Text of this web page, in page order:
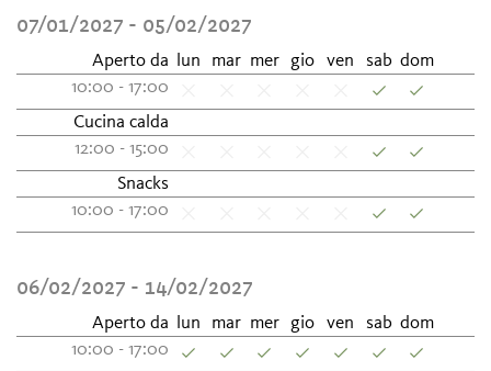
07/01/2027 - 05/02/2027
Aperto da lun mar mer gio ven sab dom
10:00 - 17:00
Cucina calda
12:00 - 15:00
Snacks
10:00 - 17:00
06/02/2027 - 14/02/2027
Aperto da lun mar mer gio ven sab dom
10:00 - 17:00